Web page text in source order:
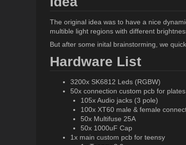
The original idea was to have a nice
multible light regions with different
But after some inital brainstorming, we
Hardware List
3200x SK6812 Leds (RGBW)
50x connection custom pcb for plates
105x Audio jacks (3 pole)
100x XT60 male & female
50x Multifuse 25A
50x 1000uF Cap
1x main custom pcb for teensy